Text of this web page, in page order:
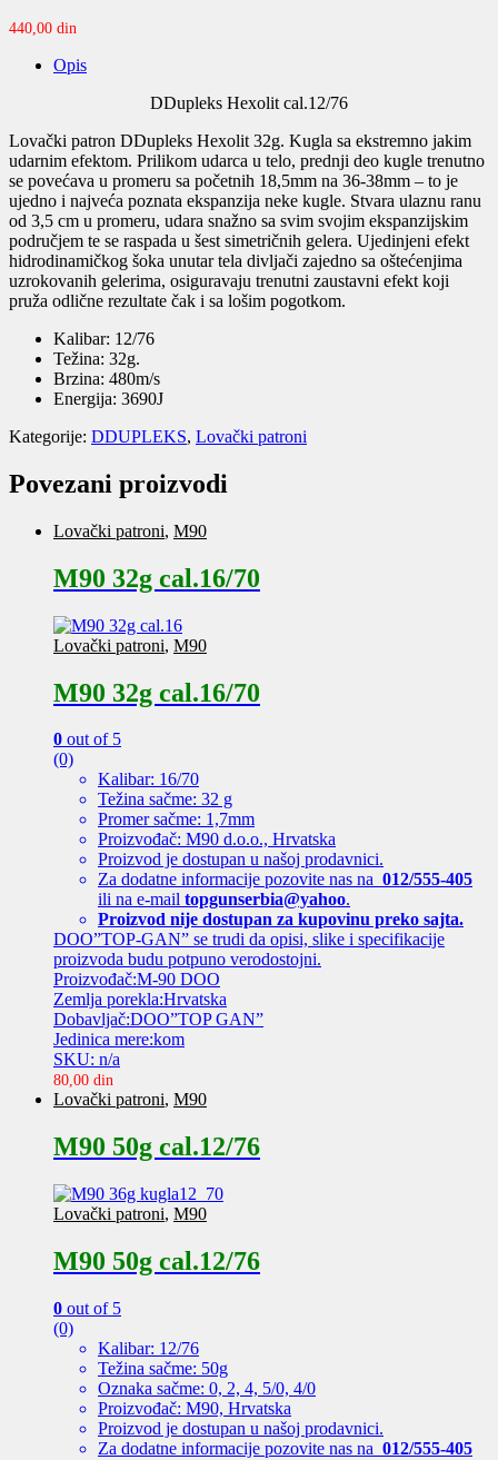
440,00 din
Opis
DDupleks Hexolit cal.12/76
Lovački patron DDupleks Hexolit 32g. Kugla sa ekstremno jakim
udarnim efektom. Prilikom udarca u telo, prednji deo kugle trenutno
se povećava u promeru sa početnih 18,5mm na 36-38mm – to je
ujedno i najveća poznata ekspanzija neke kugle. Stvara ulaznu ranu
od 3,5 cm u promeru, udara snažno sa svim svojim ekspanzijskim
područjem te se raspada u šest simetričnih gelera. Ujedinjeni efekt
hidrodinamičkog šoka unutar tela divljači zajedno sa oštećenjima
uzrokovanih gelerima, osiguravaju trenutni zaustavni efekt koji
pruža odlične rezultate čak i sa lošim pogotkom.
Kalibar: 12/76
Težina: 32g.
Brzina: 480m/s
Energija: 3690J
Kategorije: DDUPLEKS, Lovački patroni
Povezani proizvodi
Lovački patroni, M90
M90 32g cal.16/70
Lovački patroni, M90
M90 32g cal.16/70
0 out of 5
(0)
Kalibar: 16/70
Težina sačme: 32 g
Promer sačme: 1,7mm
Proizvođač: M90 d.o.o., Hrvatska
Proizvod je dostupan u našoj prodavnici.
Za dodatne informacije pozovite nas na 012/555-405
ili na e-mail topgunserbia@yahoo.
Proizvod nije dostupan za kupovinu preko sajta.
DOO”TOP-GAN” se trudi da opisi, slike i specifikacije
proizvoda budu potpuno verodostojni.
Proizvođač:M-90 DOO
Zemlja porekla:Hrvatska
Dobavljač:DOO”TOP GAN”
Jedinica mere:kom
SKU: n/a
80,00 din
Lovački patroni, M90
M90 50g cal.12/76
Lovački patroni, M90
M90 50g cal.12/76
0 out of 5
(0)
Kalibar: 12/76
Težina sačme: 50g
Oznaka sačme: 0, 2, 4, 5/0, 4/0
Proizvođač: M90, Hrvatska
Proizvod je dostupan u našoj prodavnici.
Za dodatne informacije pozovite nas na 012/555-405